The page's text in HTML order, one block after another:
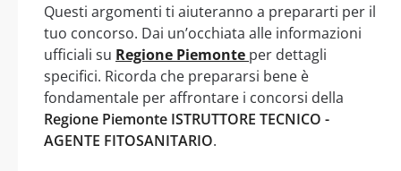
Questi argomenti ti aiuteranno a prepararti per il
tuo concorso. Dai un’occhiata alle informazioni
ufficiali su Regione Piemonte per dettagli
specifici. Ricorda che prepararsi bene è
fondamentale per affrontare i concorsi della
Regione Piemonte ISTRUTTORE TECNICO -
AGENTE FITOSANITARIO.